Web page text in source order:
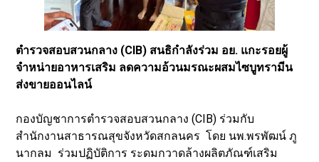
ตำรวจสอบสวนกลาง (CIB) สนธิกำลังร่วม อย. แกะรอยผู้
จำหน่ายอาหารเสริม ลดความอ้วนมรณะผสมไซบูทรามีน
ส่งขายออนไลน์
กองบัญชาการตำรวจสอบสวนกลาง (CIB) ร่วมกับ
สำนักงานสาธารณสุขจังหวัดสกลนคร โดย นพ.พรพัฒน์ ภู
นากลม ร่วมปฏิบัติการ ระดมกวาดล้างผลิตภัณฑ์เสริม